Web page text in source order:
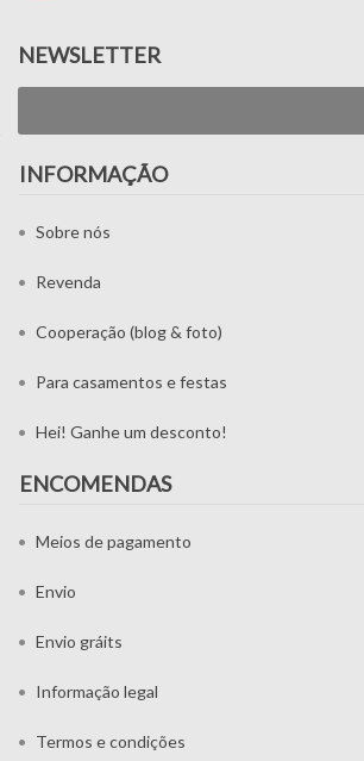
NEWSLETTER
INFORMAÇÃO
Sobre nós
Revenda
Cooperação (blog & foto)
Para casamentos e festas
Hei! Ganhe um desconto!
ENCOMENDAS
Meios de pagamento
Envio
Envio gráits
Informação legal
Termos e condições